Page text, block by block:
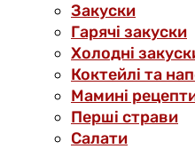
Закуски
Гарячі закуски
Холодні
Коктейлі та
Мамині
Перші страви
Салати